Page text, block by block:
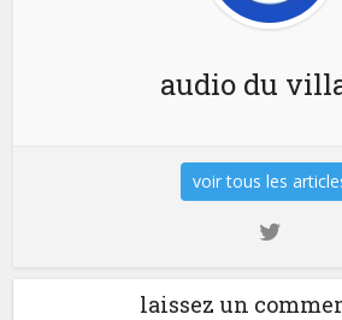
audio du
voir tous les
laissez un